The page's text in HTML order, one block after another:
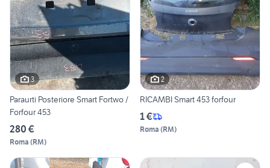
3
Paraurti Posteriore Smart Fortwo /
Forfour 453
280 €
Roma (RM)
2
RICAMBI Smart 453 forfour
1 €
Roma (RM)